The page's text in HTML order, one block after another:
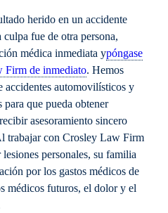
herido en un accidente
fue de otra persona,
médica inmediata ypóngase
Firm de inmediato. Hemos
accidentes automovilísticos y
para que pueda obtener
asesoramiento sincero
trabajar con Crosley Law Firm
personales, su familia
por los gastos médicos de
médicos futuros, el dolor y el